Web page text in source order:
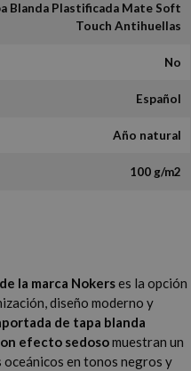
Blanda Plastificada Mate Soft
Touch Antihuellas
No
Español
Año natural
100 g/m2
la marca Nokerses la opción
diseño moderno y
de tapa blanda
efecto sedosomuestran un
en tonos negros y